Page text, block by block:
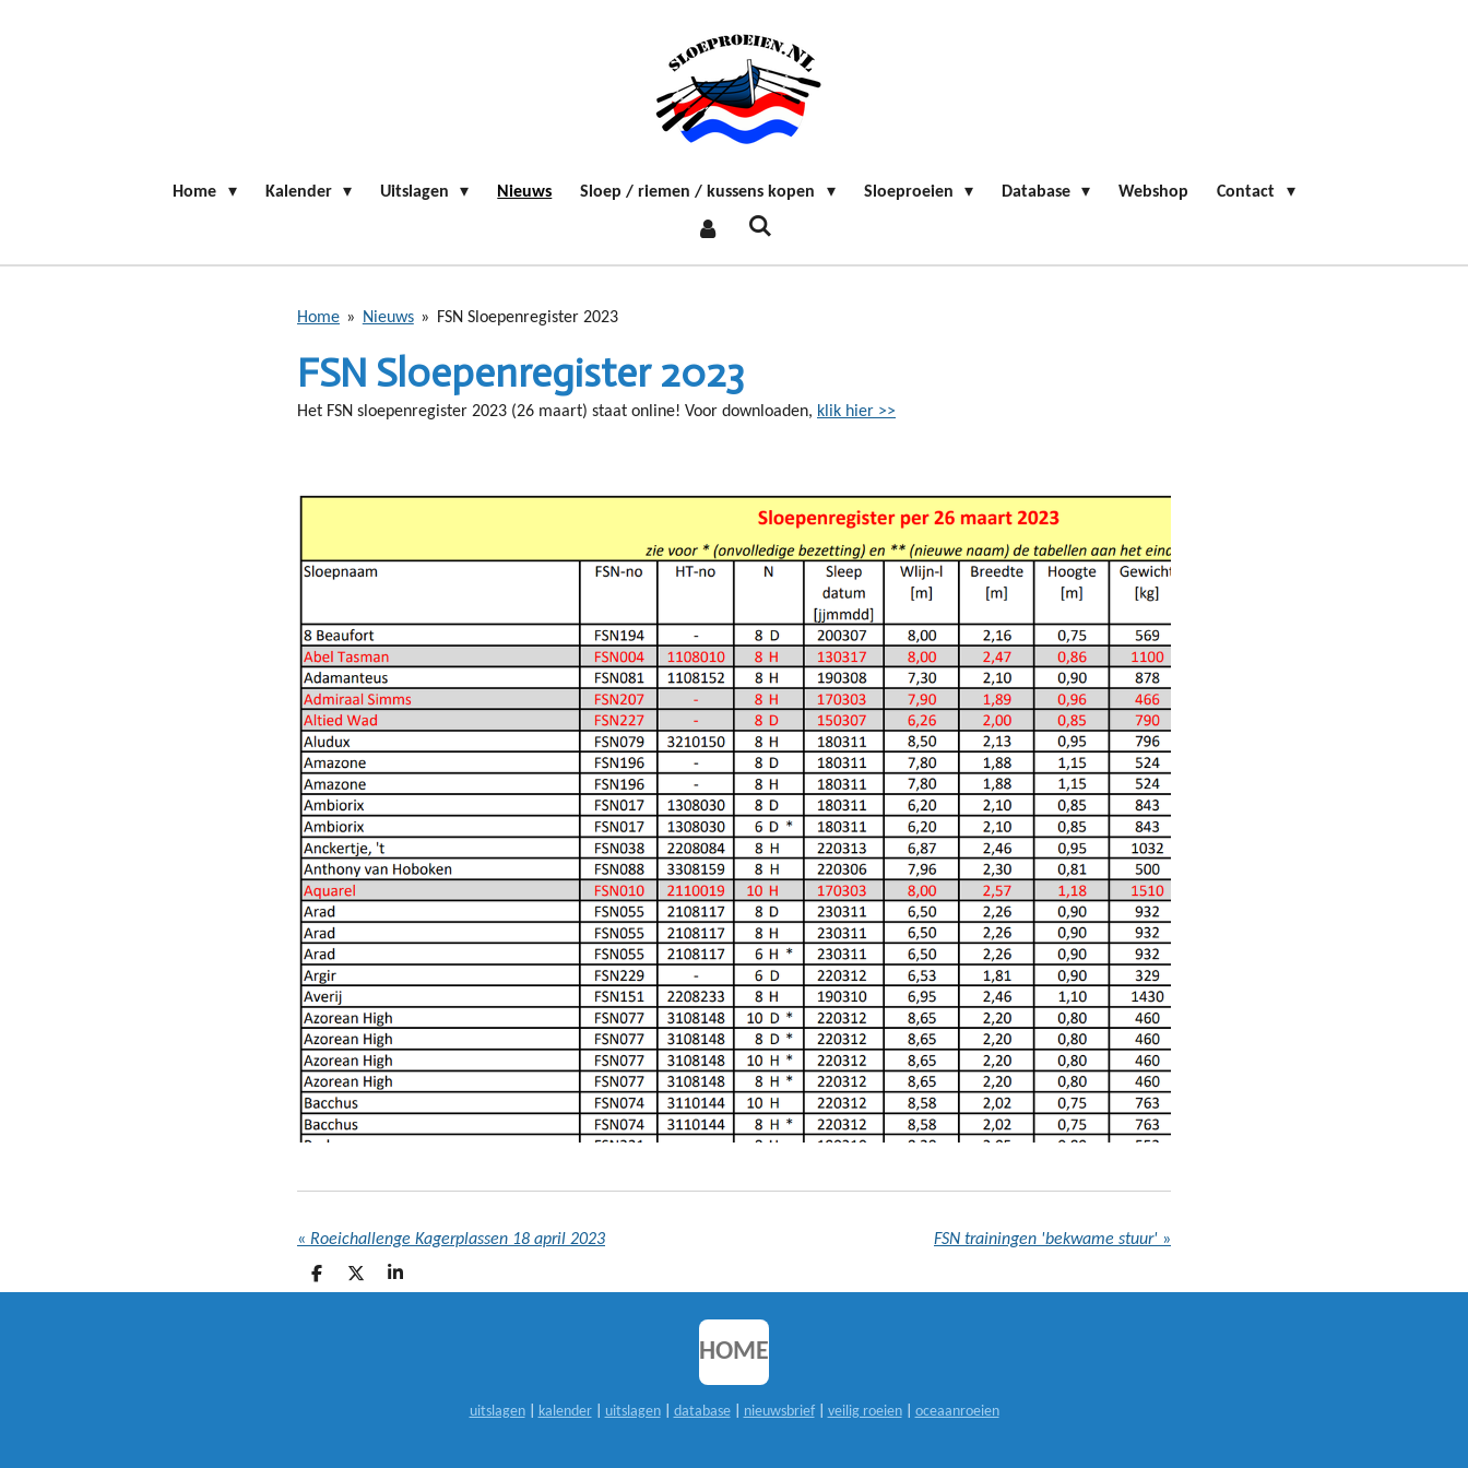
Home Kalender Uitslagen Nieuws Sloep / riemen / kussens kopen Sloeproeien Database Webshop Contact
Home » Nieuws » FSN Sloepenregister 2023
FSN Sloepenregister 2023
Het FSN sloepenregister 2023 (26 maart) staat online! Voor downloaden, klik hier >>
« Roeichallenge Kagerplassen 18 april 2023 FSN trainingen 'bekwame stuur' »
D
E
D
E
S
H
HOME
uitslagen| kalender| uitslagen| database| nieuwsbrief| veilig roeien| oceaanroeien